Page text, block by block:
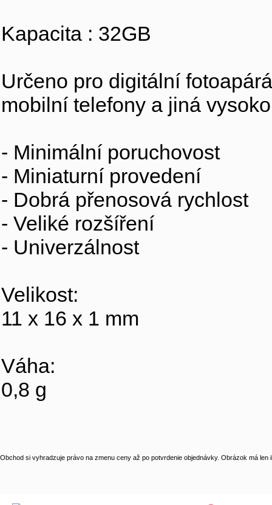
Kapacita : 32GB
Určeno pro digitální
mobilní telefony a jiná
- Minimální poruchovost
- Miniaturní provedení
- Dobrá přenosová rychlost
- Veliké rozšíření
- Univerzálnost
Velikost:
11 x 16 x 1 mm
Váha:
0,8 g
Obchod si vyhradzuje právo na zmenu ceny až po potvrdenie objednávky. Obrázok má len